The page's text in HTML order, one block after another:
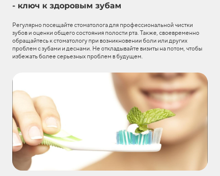
- ключ к здоровым зубам
Регулярно посещайте стоматолога для профессиональной чистки
зубов и оценки общего состояния полости рта. Также, своевременно
обращайтесь к стоматологу при возникновении боли или других
проблем с зубами и деснами. Не откладывайте визиты на потом, чтобы
избежать более серьезных проблем в будущем.